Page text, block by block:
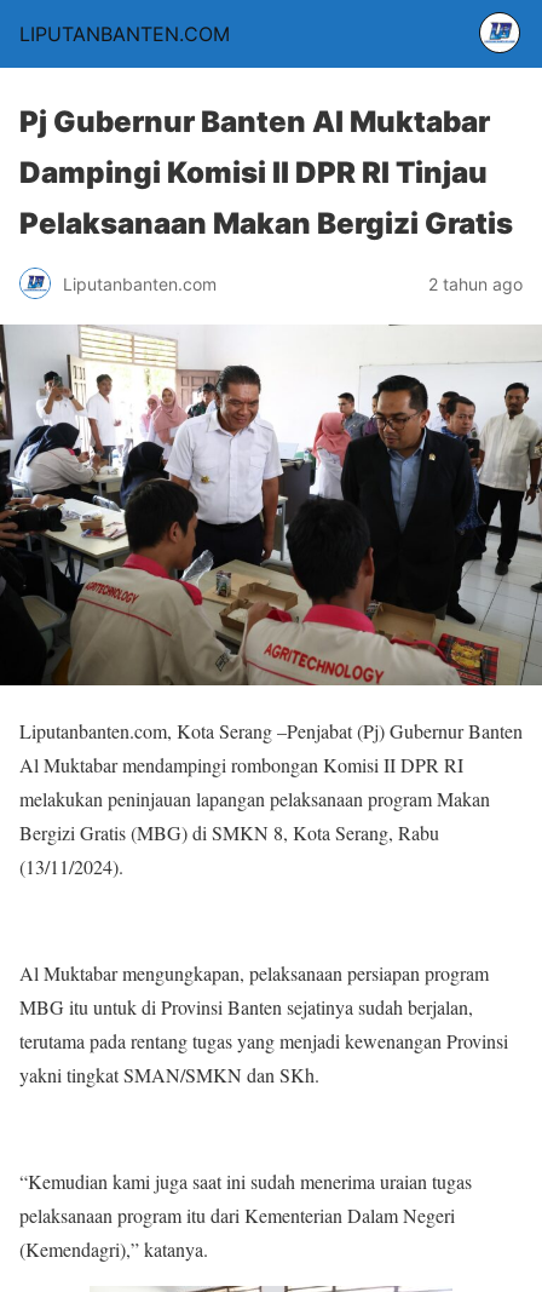
LIPUTANBANTEN.COM
Pj Gubernur Banten Al Muktabar
Dampingi Komisi II DPR RI Tinjau
Pelaksanaan Makan Bergizi Gratis
Liputanbanten.com 2 tahun ago
Liputanbanten.com, Kota Serang –Penjabat (Pj) Gubernur Banten
Al Muktabar mendampingi rombongan Komisi II DPR RI
melakukan peninjauan lapangan pelaksanaan program Makan
Bergizi Gratis (MBG) di SMKN 8, Kota Serang, Rabu
(13/11/2024).
Al Muktabar mengungkapan, pelaksanaan persiapan program
MBG itu untuk di Provinsi Banten sejatinya sudah berjalan,
terutama pada rentang tugas yang menjadi kewenangan Provinsi
yakni tingkat SMAN/SMKN dan SKh.
“Kemudian kami juga saat ini sudah menerima uraian tugas
pelaksanaan program itu dari Kementerian Dalam Negeri
(Kemendagri),” katanya.